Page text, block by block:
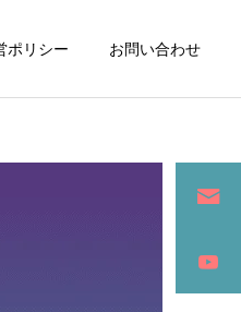
ポリシー お問い合わせ
る
ィング